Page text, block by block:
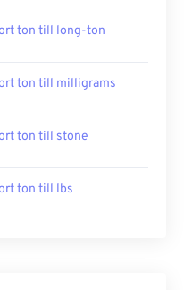
ton till long-ton
ton till milligrams
ton till stone
ton till lbs